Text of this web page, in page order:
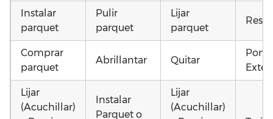
Instalar
parquet
Pulir
parquet
Lijar
parquet
Comprar
parquet
Abrillantar Quitar
Lijar
(Acuchillar)
Instalar
Parquet o
Lijar
(Acuchillar)